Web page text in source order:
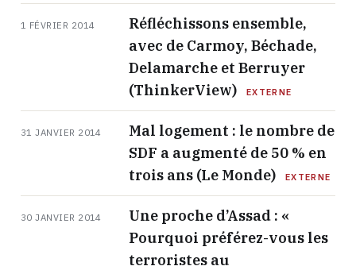
1 FÉVRIER 2014
Réfléchissons ensemble,
avec de Carmoy, Béchade,
Delamarche et Berruyer
(ThinkerView)
EXTERNE
31 JANVIER 2014
Mal logement : le nombre de
SDF a augmenté de 50 % en
trois ans (Le Monde)
EXTERNE
30 JANVIER 2014
Une proche d’Assad : «
Pourquoi préférez-vous les
terroristes au